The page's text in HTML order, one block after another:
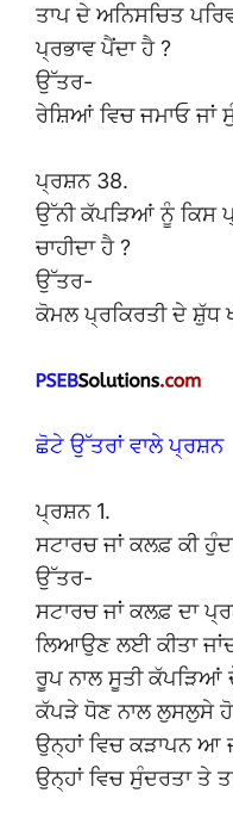
ਤਾਪ ਦੇ ਅਨਿਸਚਿਤ
ਪ੍ਰਭਾਵ ਪੈਂਦਾ ਹੈ ?
ਉੱਤਰ-
ਰੇਸ਼ਿਆਂ ਵਿਚ ਜਮਾਓ ਜਾਂ
ਪ੍ਰਸ਼ਨ 38.
ਉੱਨੀ ਕੱਪੜਿਆਂ ਨੂੰ ਕਿਸ
ਚਾਹੀਦਾ ਹੈ ?
ਉੱਤਰ-
ਕੋਮਲ ਪ੍ਰਕਿਰਤੀ ਦੇ ਸ਼ੁੱਧ
ਛੋਟੇ ਉੱਤਰਾਂ ਵਾਲੇ ਪ੍ਰਸ਼ਨ
ਪ੍ਰਸ਼ਨ 1.
ਸਟਾਰਚ ਜਾਂ ਕਲਫ਼ ਕੀ
ਉੱਤਰ-
ਸਟਾਰਚ ਜਾਂ ਕਲਫ਼ ਦਾ
ਲਿਆਉਣ ਲਈ ਕੀਤਾ
ਰੂਪ ਨਾਲ ਸੂਤੀ ਕੱਪੜਿਆਂ
ਕੱਪੜੇ ਧੋਣ ਨਾਲ ਲੁਸਲੁਸੇ
ਉਨ੍ਹਾਂ ਵਿਚ ਕੜਾਪਨ ਆ
ਉਨ੍ਹਾਂ ਵਿਚ ਸੁੰਦਰਤਾ ਤੇ